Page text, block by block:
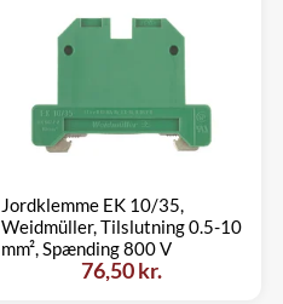
Jordklemme EK 10/35,
Weidmüller, Tilslutning 0.5-10
mm², Spænding 800 V
76,50 kr.